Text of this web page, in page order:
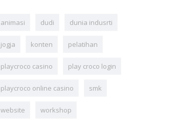
animasi dudi dunia indusrti
jogja konten pelatihan
playcroco casino play croco login
playcroco online casino smk
website workshop